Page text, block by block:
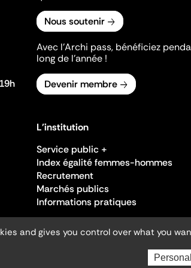
Nous soutenir
Avec l’Archi pass, bénéficiez
long de l’année !
Devenir membre
L'institution
Service public +
Index égalité femmes-hommes
Recrutement
Marchés publics
Informations pratiques
and gives you control over what you